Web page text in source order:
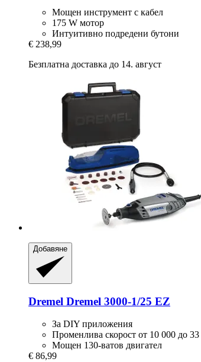
Мощен инструмент с кабел
175 W мотор
Интуитивно подредени бутони
€ 238,99
Безплатна доставка до 14. август
Добавяне
Dremel Dremel 3000-​1/25 EZ
За DIY приложения
Променлива скорост от 10 000 до
Мощен 130-ватов двигател
€ 86,99